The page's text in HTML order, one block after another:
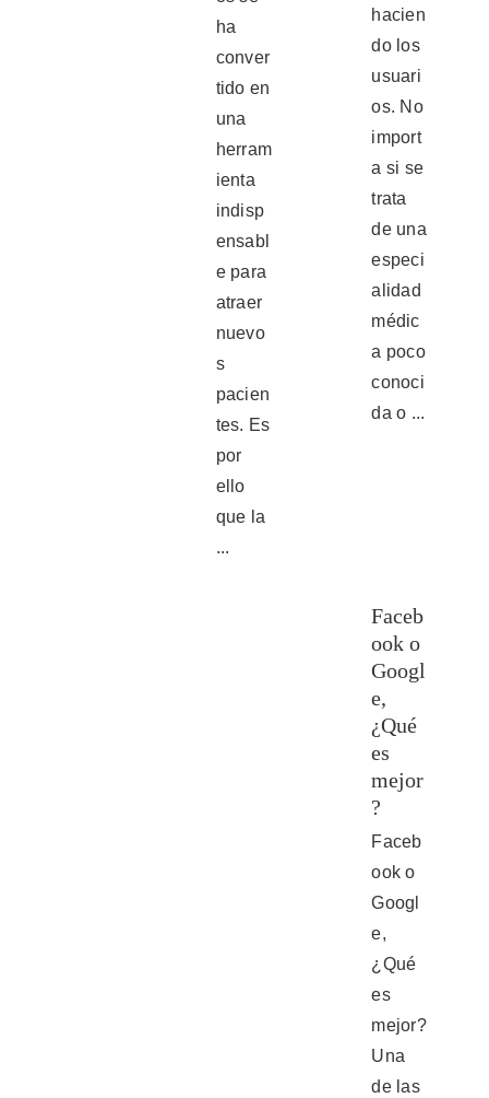
ha
conver
tido en
una
herram
ienta
indisp
ensabl
e para
atraer
nuevo
s
pacien
tes. Es
por
ello
que la
...
hacien
do los
usuari
os. No
import
a si se
trata
de una
especi
alidad
médic
a poco
conoci
da o ...
Faceb
ook o
Googl
e,
¿Qué
es
mejor
?
Faceb
ook o
Googl
e,
¿Qué
es
mejor?
Una
de las